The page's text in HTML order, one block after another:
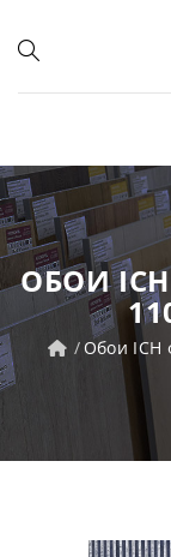
ОБОИ
Обои ICH